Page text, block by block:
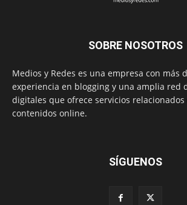
SOBRE NOSOTROS
Medios y Redes es una empresa con más
experiencia en blogging y una amplia red
digitales que ofrece servicios relacionados
contenidos online.
SÍGUENOS